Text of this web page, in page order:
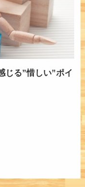
じる”惜しい”ポイ